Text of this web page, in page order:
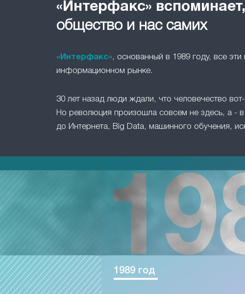
«Интерфакс» вспоминает,
общество и нас самих
«Интерфакс», основанный в 1989 году, все
информационном рынке.
30 лет назад люди ждали, что человечество
Но революция произошла совсем не здесь, а -
до Интернета, Big Data, машинного обучения,
1989 год